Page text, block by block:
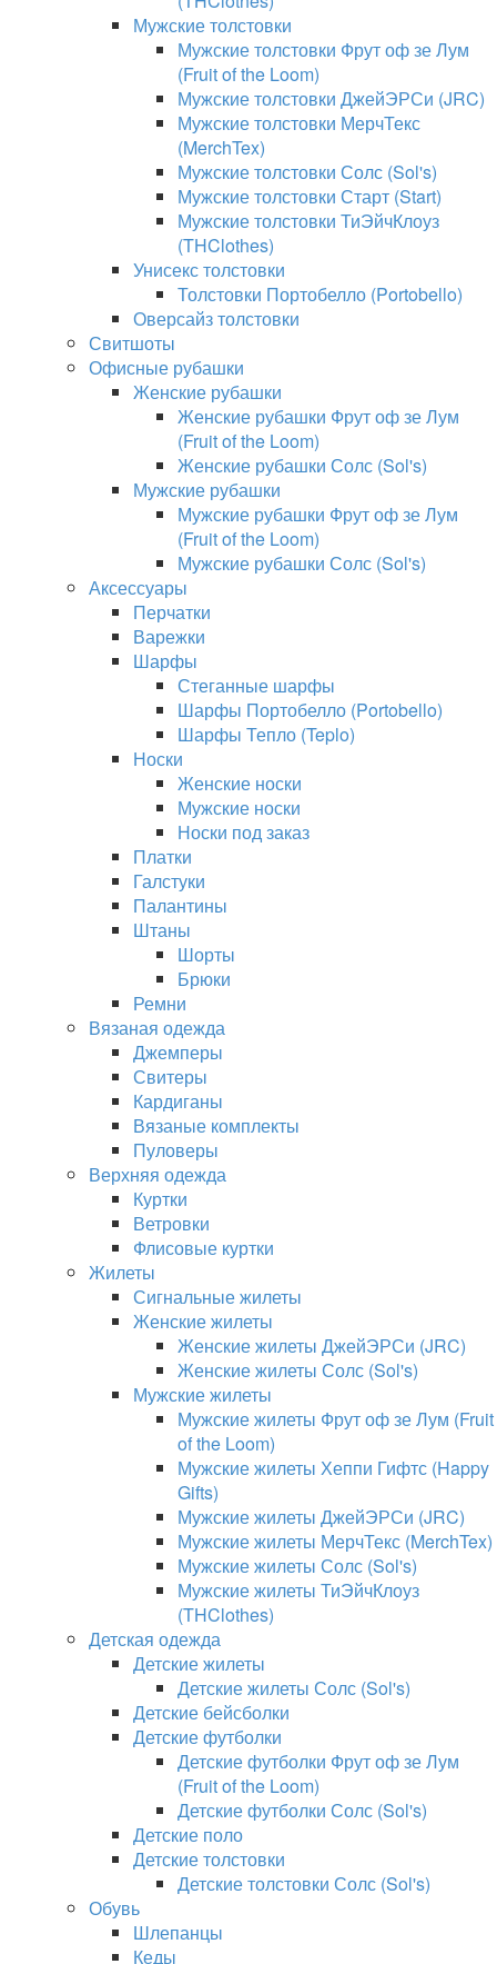
Мужские толстовки
Мужские толстовки Фрут оф зе Лум
(Fruit of the Loom)
Мужские толстовки ДжейЭРСи (JRC)
Мужские толстовки МерчТекс
(MerchTex)
Мужские толстовки Солс (Sol's)
Мужские толстовки Старт (Start)
Мужские толстовки ТиЭйчКлоуз
(THClothes)
Унисекс толстовки
Толстовки Портобелло (Portobello)
Оверсайз толстовки
Свитшоты
Офисные рубашки
Женские рубашки
Женские рубашки Фрут оф зе Лум
(Fruit of the Loom)
Женские рубашки Солс (Sol's)
Мужские рубашки
Мужские рубашки Фрут оф зе Лум
(Fruit of the Loom)
Мужские рубашки Солс (Sol's)
Аксессуары
Перчатки
Варежки
Шарфы
Стеганные шарфы
Шарфы Портобелло (Portobello)
Шарфы Тепло (Teplo)
Носки
Женские носки
Мужские носки
Носки под заказ
Платки
Галстуки
Палантины
Штаны
Шорты
Брюки
Ремни
Вязаная одежда
Джемперы
Свитеры
Кардиганы
Вязаные комплекты
Пуловеры
Верхняя одежда
Куртки
Ветровки
Флисовые куртки
Жилеты
Сигнальные жилеты
Женские жилеты
Женские жилеты ДжейЭРСи (JRC)
Женские жилеты Солс (Sol's)
Мужские жилеты
Мужские жилеты Фрут оф зе Лум (Fruit
of the Loom)
Мужские жилеты Хеппи Гифтс (Happy
Gifts)
Мужские жилеты ДжейЭРСи (JRC)
Мужские жилеты МерчТекс (MerchTex)
Мужские жилеты Солс (Sol's)
Мужские жилеты ТиЭйчКлоуз
(THClothes)
Детская одежда
Детские жилеты
Детские жилеты Солс (Sol's)
Детские бейсболки
Детские футболки
Детские футболки Фрут оф зе Лум
(Fruit of the Loom)
Детские футболки Солс (Sol's)
Детские поло
Детские толстовки
Детские толстовки Солс (Sol's)
Обувь
Шлепанцы
Кеды